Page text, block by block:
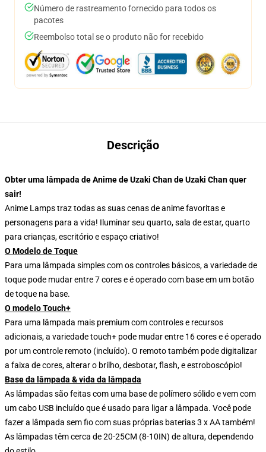
Número de rastreamento fornecido para todos os
pacotes
Reembolso total se o produto não for recebido
Descrição
Obter uma lâmpada de Anime de Uzaki Chan de Uzaki Chan quer
sair!
Anime Lamps traz todas as suas cenas de anime favoritas e
personagens para a vida! Iluminar seu quarto, sala de estar, quarto
para crianças, escritório e espaço criativo!
O Modelo de Toque
Para uma lâmpada simples com os controles básicos, a variedade de
toque pode mudar entre 7 cores e é operado com base em um botão
de toque na base.
O modelo Touch+
Para uma lâmpada mais premium com controles e recursos
adicionais, a variedade touch+ pode mudar entre 16 cores e é operado
por um controle remoto (incluído). O remoto também pode digitalizar
a faixa de cores, alterar o brilho, desbotar, flash, e estroboscópio!
Base da lâmpada & vida da lâmpada
As lâmpadas são feitas com uma base de polímero sólido e vem com
um cabo USB incluído que é usado para ligar a lâmpada. Você pode
fazer a lâmpada sem fio com suas próprias baterias 3 x AA também!
As lâmpadas têm cerca de 20-25CM (8-10IN) de altura, dependendo